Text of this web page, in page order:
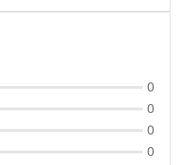
0
0
0
0